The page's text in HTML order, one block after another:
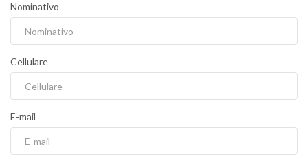
Nominativo
Cellulare
E-mail